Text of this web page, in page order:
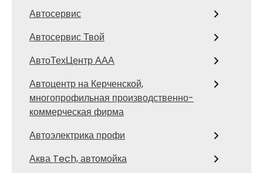
Автосервис
Автосервис Твой
АвтоТехЦентр ААА
Автоцентр на Керченской,
многопрофильная производственно-
коммерческая фирма
Автоэлектрика профи
Аква Tech, автомойка